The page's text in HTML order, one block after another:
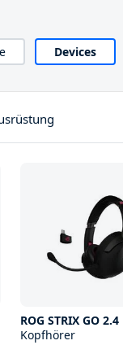
Devices
ROG STRIX GO 2.4
Kopfhörer